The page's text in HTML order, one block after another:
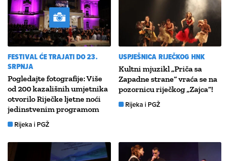
FESTIVAL ĆE TRAJATI DO 23.
SRPNJA
Pogledajte fotografije: Više
od 200 kazališnih umjetnika
otvorilo Riječke ljetne noći
jedinstvenim programom
Rijeka i PGŽ
USPJEŠNICA RIJEČKOG HNK
Kultni mjuzikl „Priča sa
Zapadne strane“ vraća se na
pozornicu riječkog „Zajca“!
Rijeka i PGŽ